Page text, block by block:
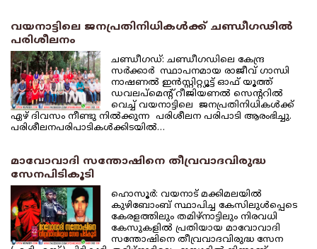
വയനാട്ടിലെ ജനപ്രതിനിധികള്‍ക്ക് ചണ്ഡീഗഢില്‍
പരിശീലനം
ചണ്ഡീഗഡ്: ചണ്ഡീഗഡിലെ കേന്ദ്ര
സര്‍ക്കാര്‍ സ്ഥാപനമായ രാജീവ് ഗാന്ധി
നാഷണല്‍ ഇന്‍സ്റ്റിറ്റ്യൂട്ട് ഓഫ് യൂത്ത്
ഡവലപ്‌മെന്റ് റീജിയണല്‍ സെന്ററില്‍
വെച്ച് വയനാട്ടിലെ ജനപ്രതിനിധികള്‍ക്ക്
ഏഴ് ദിവസം നീണ്ടു നില്‍ക്കുന്ന പരിശീലന പരിപാടി ആരംഭിച്ചു.
പരിശീലനപരിപാടികള്‍ക്കിടയില്‍…
മാവോവാദി സന്തോഷിനെ തീവ്രവാദവിരുദ്ധ
സേനപിടികൂടി
ഹൊസൂര്‍: വയനാട് മക്കിമലയില്‍
കുഴിബോംബ് സ്ഥാപിച്ച കേസിലുള്‍പ്പെടെ
കേരളത്തിലും തമിഴ്‌നാട്ടിലും നിരവധി
കേസുകളില്‍ പ്രതിയായ മാവോവാദി
സന്തോഷിനെ തീവ്രവാദവിരുദ്ധ സേന